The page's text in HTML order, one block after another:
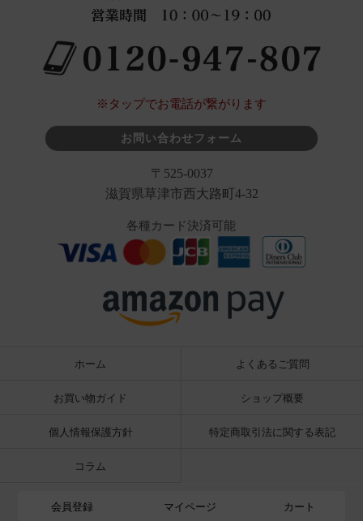
※タップでお電話が繋がります
お問い合わせフォーム
〒525-0037
滋賀県草津市西大路町4-32
各種カード決済可能
ホーム よくあるご質問
お買い物ガイド ショップ概要
個人情報保護方針 特定商取引法に関する表記
コラム
会員登録 マイページ カート